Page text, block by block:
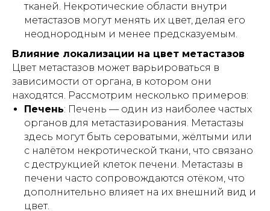
тканей. Некротические области внутри
метастазов могут менять их цвет, делая его
неоднородным и менее предсказуемым.
Влияние локализации на цвет метастазов
Цвет метастазов может варьироваться в
зависимости от органа, в котором они
находятся. Рассмотрим несколько примеров:
Печень: Печень — один из наиболее частых
органов для метастазирования. Метастазы
здесь могут быть сероватыми, жёлтыми или
с налётом некротической ткани, что связано
с деструкцией клеток печени. Метастазы в
печени часто сопровождаются отёком, что
дополнительно влияет на их внешний вид и
цвет.